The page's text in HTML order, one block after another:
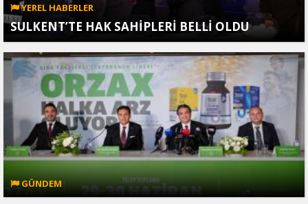
YEREL HABERLER
SULKENT’TE HAK SAHİPLERİ BELLİ OLDU
GÜNDEM